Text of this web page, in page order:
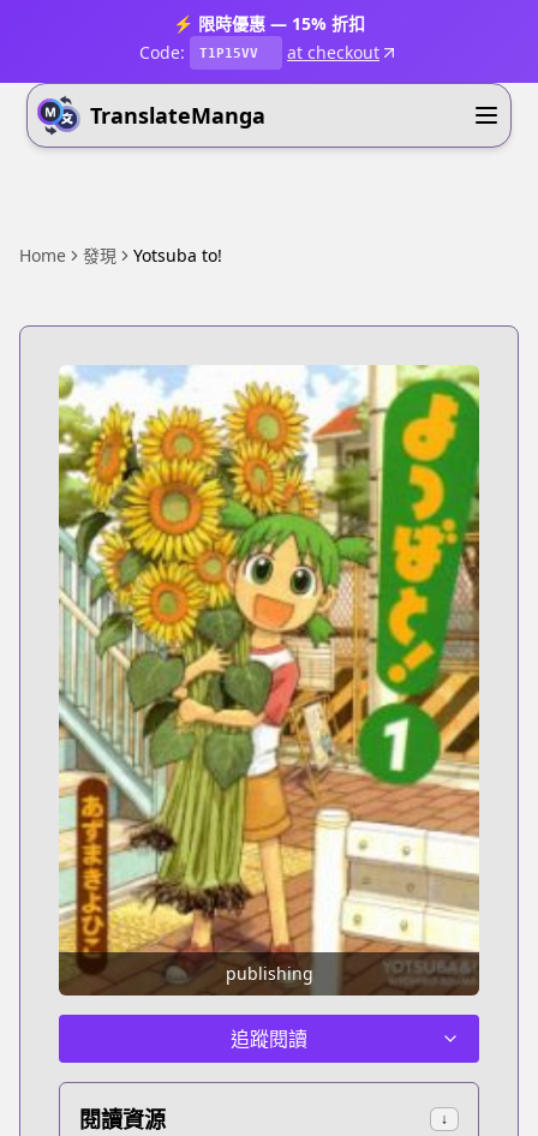
⚡ 限時優惠 — 15% 折扣
Code:
T1P15VV at checkout
TranslateManga
Home 發現 Yotsuba to!
publishing
追蹤閱讀
閱讀資源 ↓